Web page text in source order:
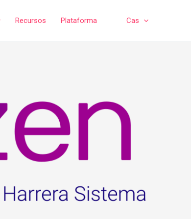
Recursos Plataforma Cas